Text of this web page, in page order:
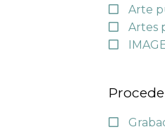
Arte
Artes